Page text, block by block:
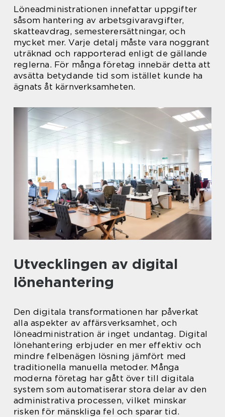
Löneadministrationen innefattar uppgifter
såsom hantering av arbetsgivaravgifter,
skatteavdrag, semesterersättningar, och
mycket mer. Varje detalj måste vara noggrant
uträknad och rapporterad enligt de gällande
reglerna. För många företag innebär detta att
avsätta betydande tid som istället kunde ha
ägnats åt kärnverksamheten.
Utvecklingen av digital
lönehantering
Den digitala transformationen har påverkat
alla aspekter av affärsverksamhet, och
löneadministration är inget undantag. Digital
lönehantering erbjuder en mer effektiv och
mindre felbenägen lösning jämfört med
traditionella manuella metoder. Många
moderna företag har gått över till digitala
system som automatiserar stora delar av den
administrativa processen, vilket minskar
risken för mänskliga fel och sparar tid.